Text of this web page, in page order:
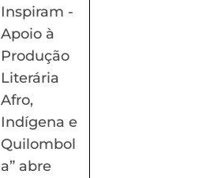
Inspiram -
Apoio à
Produção
Literária
Afro,
Indígena e
Quilombol
a” abre